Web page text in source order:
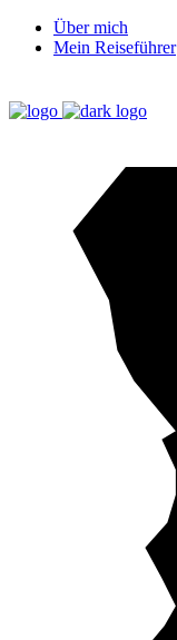
Über mich
Mein Reiseführer